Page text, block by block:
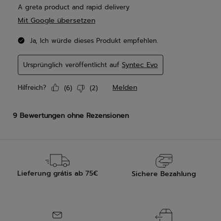
Lieferung grátis ab 75€ Sichere Bezahlung